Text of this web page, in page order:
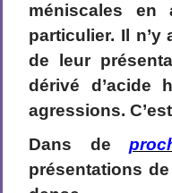
méniscales en
particulier. Il n’y
de leur
dérivé d’acide
agressions.
Dans de
présentations